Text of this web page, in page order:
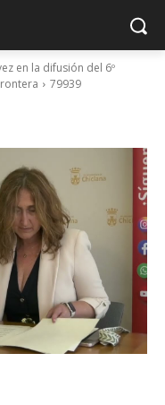
en la difusión del 6º
79939